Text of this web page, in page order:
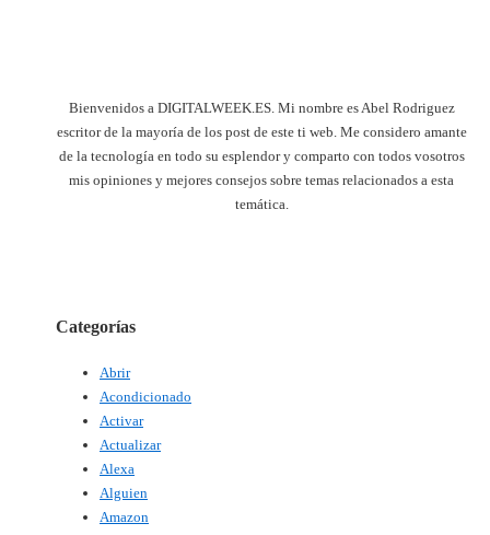
Bienvenidos a DIGITALWEEK.ES. Mi nombre es Abel Rodriguez
escritor de la mayoría de los post de este ti web. Me considero amante
de la tecnología en todo su esplendor y comparto con todos vosotros
mis opiniones y mejores consejos sobre temas relacionados a esta
temática.
Categorías
Abrir
Acondicionado
Activar
Actualizar
Alexa
Alguien
Amazon